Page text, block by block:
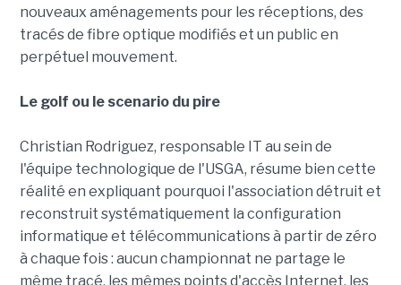
nouveaux aménagements pour les réceptions, des
tracés de fibre optique modifiés et un public en
perpétuel mouvement.
Le golf ou le scenario du pire
Christian Rodriguez, responsable IT au sein de
l'équipe technologique de l'USGA, résume bien cette
réalité en expliquant pourquoi l'association détruit et
reconstruit systématiquement la configuration
informatique et télécommunications à partir de zéro
à chaque fois : aucun championnat ne partage le
même tracé, les mêmes points d'accès Internet, les